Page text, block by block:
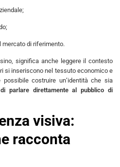
mercato di riferimento.
significa anche leggere il contesto
si inseriscono nel tessuto economico e
costruire un’identità che sia
parlare direttamente al pubblico di
visiva:
racconta